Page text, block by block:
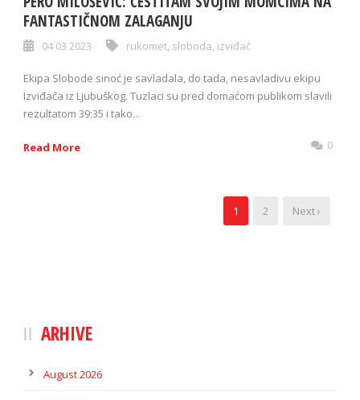
FANTASTIČNOM ZALAGANJU
04 03 2023 rukomet, sloboda, izviđač
Ekipa Slobode sinoć je savladala, do tada, nesavladivu ekipu
Izviđača iz Ljubuškog. Tuzlaci su pred domaćom publikom slavili
rezultatom 39:35 i tako...
Read More 0
1 2 Next ›
ARHIVE
August 2026